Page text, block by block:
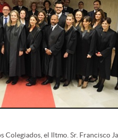
el Iltmo. Sr. Francisco